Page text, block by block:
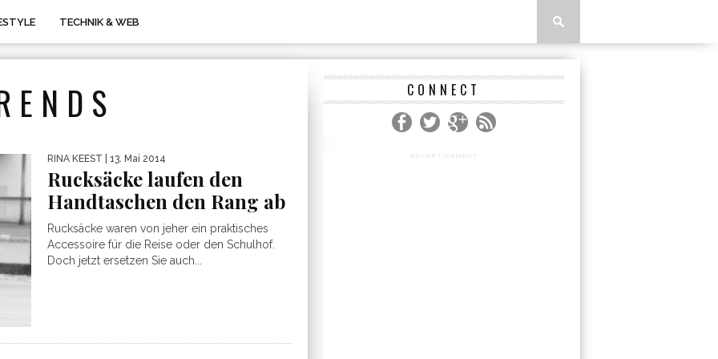
TECHNIK & WEB
RINA KEEST | 13. Mai 2014
Rucksäcke laufen den
Handtaschen den Rang ab
Rucksäcke waren von jeher ein praktisches
Accessoire für die Reise oder den Schulhof.
Doch jetzt ersetzen Sie auch...
CONNECT
ADVERTISEMENT